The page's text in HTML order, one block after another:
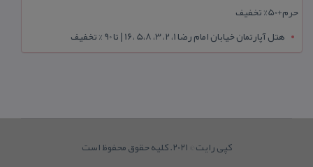
حرم+50% تخفیف
هتل آپارتمان خیابان امام رضا 1، 2، 3، 5،8 ،16 | تا 90 % تخفیف
کپی رایت © 2021. کلیه حقوق محفوظ است